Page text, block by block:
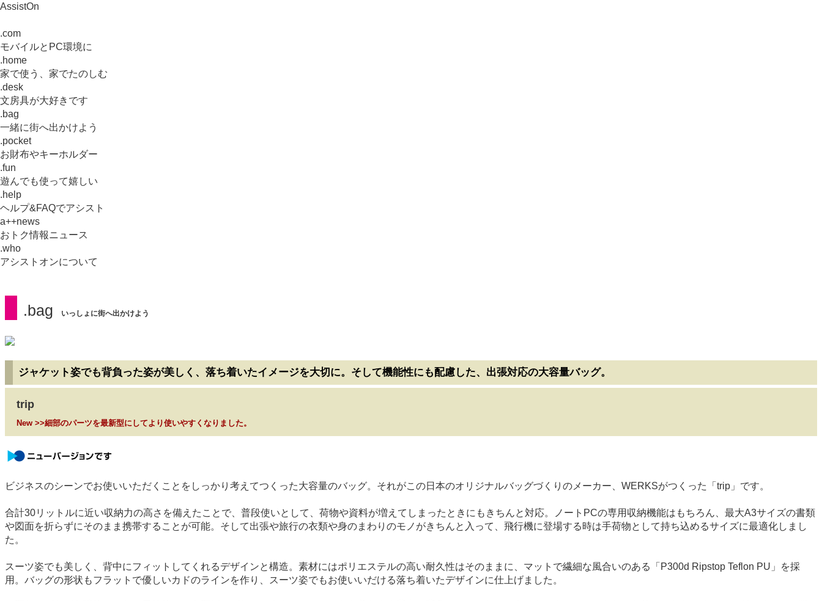
.bag いっしょに街へ出かけよう
ジャケット姿でも背負った姿が美しく、落ち着いたイメージを大切に。そして機能性にも配慮した、出張対応の大容量バッグ。
trip
New >>細部のパーツを最新型にしてより使いやすくなりました。
ビジネスのシーンでお使いいただくことをしっかり考えてつくった大容量のバッグ。それがこの日本のオリジナルバッグづくりのメーカー、WERKSがつくった「trip」です。
合計30リットルに近い収納力の高さを備えたことで、普段使いとして、荷物や資料が増えてしまったときにもきちんと対応。ノートPCの専用収納機能はもちろん、最大A3サイズの書類
や図面を折らずにそのまま携帯することが可能。そして出張や旅行の衣類や身のまわりのモノがきちんと入って、飛行機に登場する時は手荷物として持ち込めるサイズに最適化しまし
た。
スーツ姿でも美しく、背中にフィットしてくれるデザインと構造。素材にはポリエステルの高い耐久性はそのままに、マットで繊細な風合いのある「P300d Ripstop Teflon PU」を採
用。バッグの形状もフラットで優しいカドのラインを作り、スーツ姿でもお使いいだける落ち着いたデザインに仕上げました。
AssistOn
.com
モバイルとPC環境に
.home
家で使う、家でたのしむ
.desk
文房具が大好きです
.bag
一緒に街へ出かけよう
.pocket
お財布やキーホルダー
.fun
遊んでも使って嬉しい
.help
ヘルプ&FAQでアシスト
a++news
おトク情報ニュース
.who
アシストオンについて